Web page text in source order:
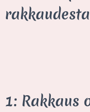
1: Rakkaus